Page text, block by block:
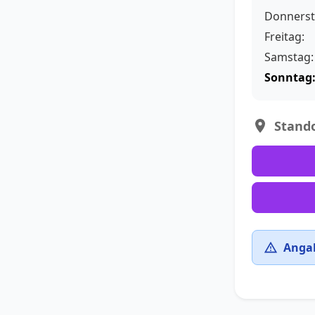
Freitag:
Samstag:
Sonntag: